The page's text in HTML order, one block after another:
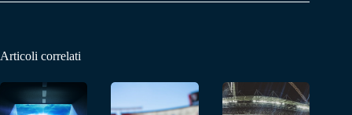
Articoli correlati